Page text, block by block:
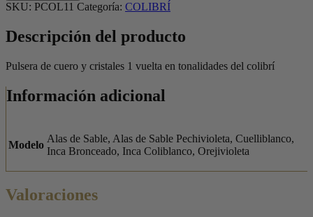
SKU: PCOL11 Categoría: COLIBRÍ
Descripción del producto
Pulsera de cuero y cristales 1 vuelta en tonalidades del colibrí
Información adicional
Modelo
Alas de Sable, Alas de Sable Pechivioleta, Cuelliblanco,
Inca Bronceado, Inca Coliblanco, Orejivioleta
Valoraciones